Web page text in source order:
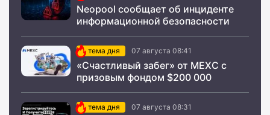
Neopool сообщает об инциденте
информационной безопасности
тема дня 07 августа 08:41
«Счастливый забег» от MEXC с
призовым фондом $200 000
тема дня 07 августа 08:31